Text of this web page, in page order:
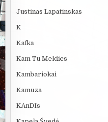
Justinas Lapatinskas
K
Kafka
Kam Tu Meldies
Kambariokai
Kamuza
KAnDIs